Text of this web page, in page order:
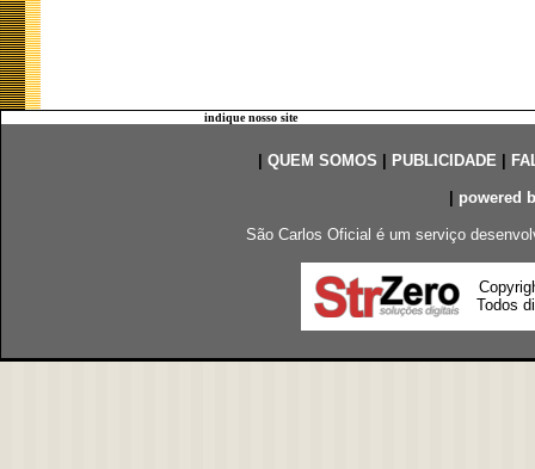
indique nosso site
QUEM SOMOS PUBLICIDADE|
powered
São Carlos Oficial é um serviço
Todos